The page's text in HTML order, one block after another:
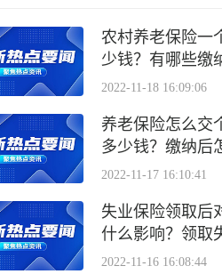
农村养老保险一
少钱？有哪些缴
2022-11-18 16:09:06
养老保险怎么交
多少钱？缴纳后
2022-11-17 16:10:41
失业保险领取后
什么影响？领取
2022-11-16 16:08:44